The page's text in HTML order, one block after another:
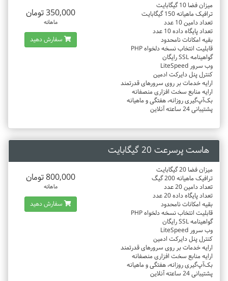
میزان فضا 10 گیگابایت
ترافیک ماهیانه 150 گیگابایت
تعداد دامین 10 عدد
تعداد پایگاه داده 10 عدد
بقیه امکانات نامحدود
قابلیت انتخاب نسخه دلخواه PHP
گواهینامه SSL رایگان
وب سرور LiteSpeed
کنترل پنل دایرکت ادمین
ارایه خدمات بر روی سرورهای قدرتمند
ارایه منابع سخت افزاری منصفانه
بک‌آپ‌گیری روزانه، هفتگی و ماهیانه
پشتیبانی 24 ساعته آنلاین
350,000 تومان
ماهانه
سفارش دهید
هاست پرسرعت 20 گیگابایت
میزان فضا 20 گیگابایت
ترافیک ماهیانه 200 گیگ
تعداد دامین 20 عدد
تعداد پایگاه داده 20 عدد
بقیه امکانات نامحدود
قابلیت انتخاب نسخه دلخواه PHP
گواهینامه SSL رایگان
وب سرور LiteSpeed
کنترل پنل دایرکت ادمین
ارایه خدمات بر روی سرورهای قدرتمند
ارایه منابع سخت افزاری منصفانه
بک‌آپ‌گیری روزانه، هفتگی و ماهیانه
پشتیبانی 24 ساعته آنلاین
800,000 تومان
ماهانه
سفارش دهید